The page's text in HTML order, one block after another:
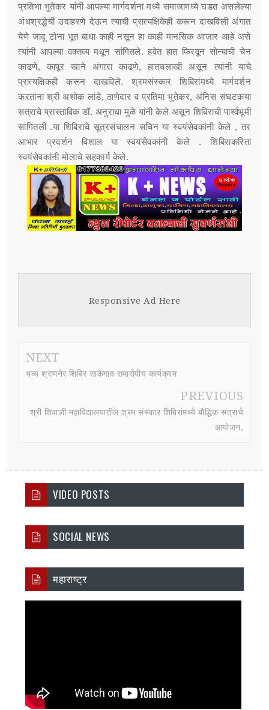
VIDEO POSTS
SOCIAL NEWS
महाराष्ट्र
प्रतिभा भुतेकर यांनी आपल्या मार्गदर्शना मध्ये समाजामध्ये घडत असलेल्या
अंधश्रद्धेची उदाहरणे देऊन त्याची प्रात्यक्षिकेही करून दाखविली अंगात
येणे जादू टोना भूत बाधा काही नसून हा काही मानसिक आजार आहे असे
त्यांनी आपल्या वक्तव्य मधून सांगितले. हवेत हात फिरवून सोन्याची चेन
काढणे, कापूर खाने अंगारा काढणे, हातचलाखी असून त्यांनी याचे
प्रात्यक्षिकही करून दाखविले. श्रमसंस्कार शिबिरांमध्ये मार्गदर्शन
करतांना श्री अशोक लांडे, ठाणेदार व प्रतिमा भुतेकर, अंनिस संघटकया
सत्राचे प्रास्ताविक डॉ. अनुराधा मुळे यांनी केले असून शिबिराची पार्श्वभूमी
सांगितली .या शिबिराचे सूत्रसंचालन सचिन या स्वयंसेवकांनी केले , तर
आभार प्रदर्शन विशाल या स्वयंसेवकांनी केले . शिबिराकरिता
स्वयंसेवकांनी मोलाचे सहकार्य केले.
Responsive Ad Here
NEXT
भव्य श्रामनेर शिबिर साकेगाव समारोपीय कार्यक्रम
PREVIOUS
श्री शिवाजी महाविद्यालयातील श्रम संस्कार शिबिरांमध्ये बौद्धिक सत्राचे
आयोजन.